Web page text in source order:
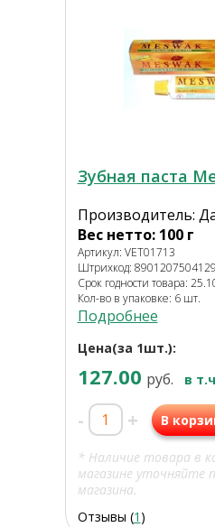
Зубная паста
Производитель:
Вес нетто: 100 г
Артикул: VET01713
Штрихкод: 8901207504129
Срок годности товара:
Кол-во в упаковке: 6 шт.
Подробнее
Цена(за 1шт.):
127.00 руб. в
- + В
* Наличие товара в
магазине уточняйте
магазина.
Отзывы (1 )